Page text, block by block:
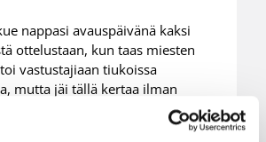
nappasi avauspäivänä kaksi
ottelustaan, kun taas miesten
vastustajiaan tiukoissa
mutta jäi tällä kertaa ilman